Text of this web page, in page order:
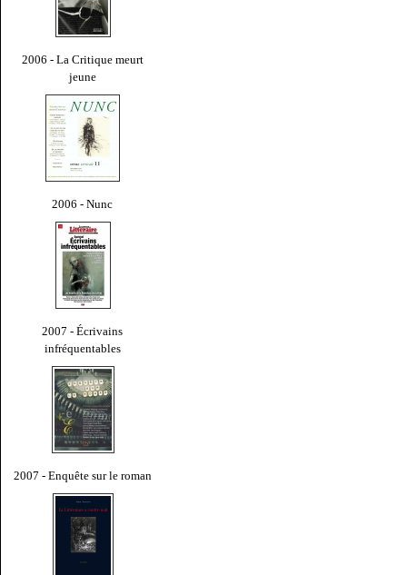
2006 - La Critique meurt
jeune
2006 - Nunc
2007 - Écrivains
infréquentables
2007 - Enquête sur le roman